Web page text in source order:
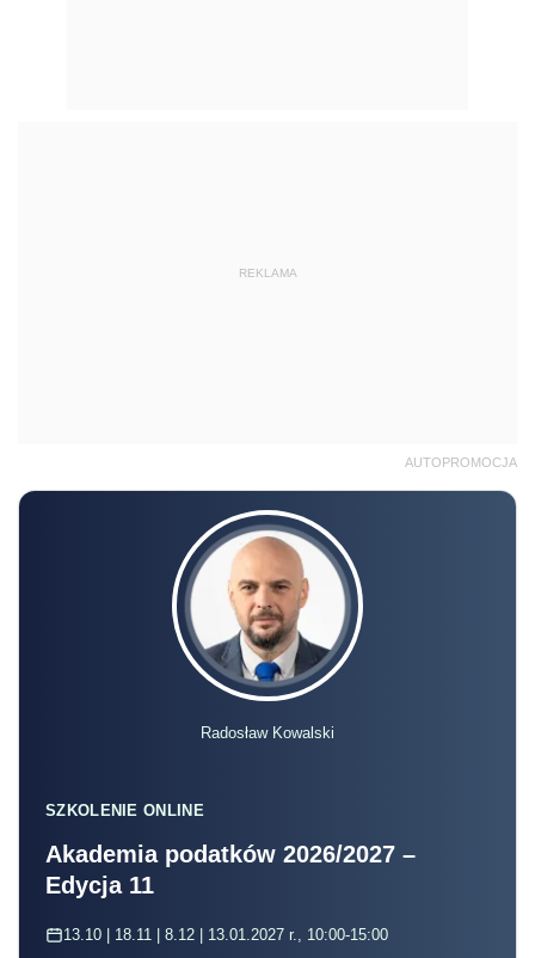
REKLAMA
AUTOPROMOCJA
Radosław Kowalski
SZKOLENIE ONLINE
Akademia podatków 2026/2027 –
Edycja 11
13.10 | 18.11 | 8.12 | 13.01.2027 r., 10:00-15:00